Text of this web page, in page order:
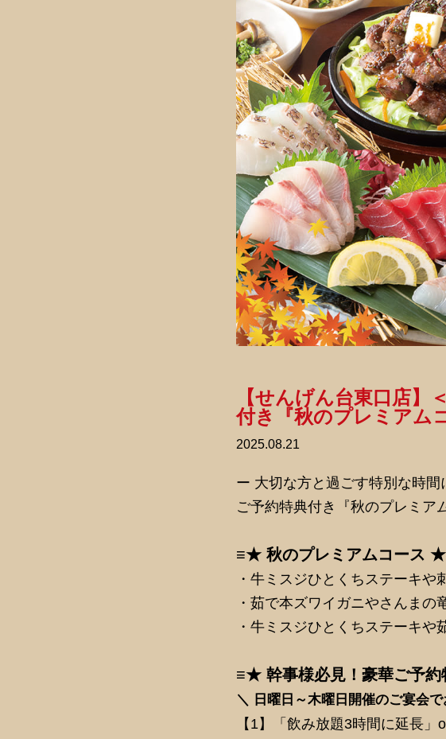
2025.08.21
【せんげん台東口店】
付き『秋のプレミアム
ー 大切な方と過ごす特別な時間
ご予約特典付き『秋のプレミア
≡★ 秋のプレミアムコース
・牛ミスジひとくちステーキ
・茹で本ズワイガニやさ
・牛ミスジひとくちステーキ
≡★ 幹事様必見！豪華ご予
＼ 日曜日～木曜日開催のご宴会で
【1】「飲み放題3時間に延長